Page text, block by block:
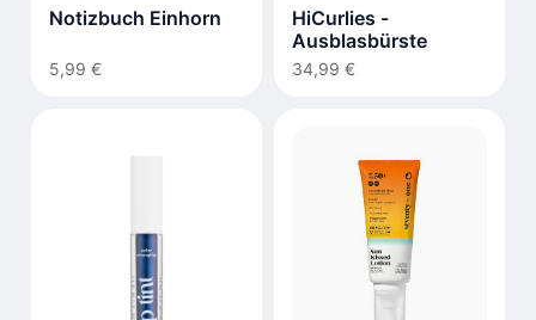
Notizbuch Einhorn
5,99 €
HiCurlies -
Ausblasbürste
34,99 €